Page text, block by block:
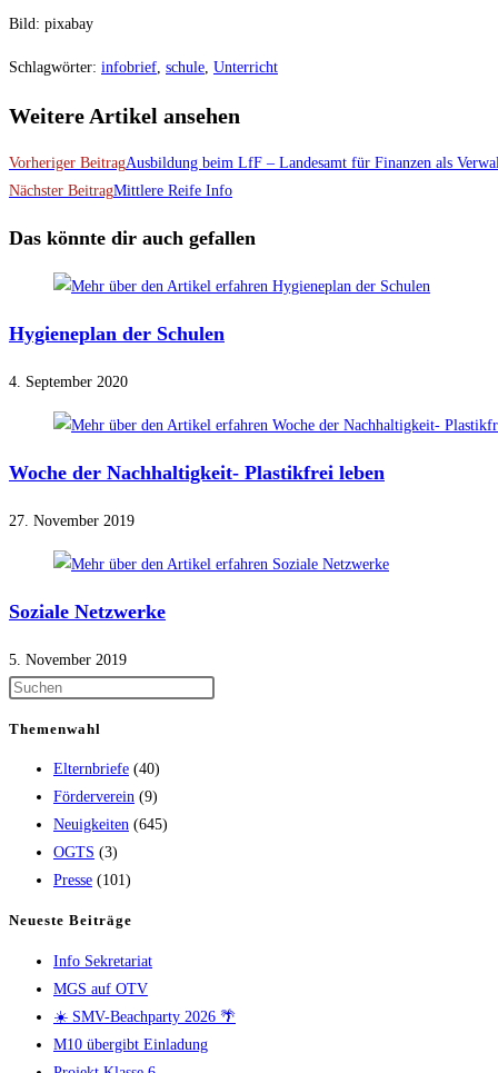
Bild: pixabay
Schlagwörter: infobrief, schule, Unterricht
Weitere Artikel ansehen
Vorheriger BeitragAusbildung beim LfF – Landesamt für Finanzen als
Nächster BeitragMittlere Reife Info
Das könnte dir auch gefallen
Hygieneplan der Schulen
4. September 2020
Woche der Nachhaltigkeit- Plastikfrei leben
27. November 2019
Soziale Netzwerke
5. November 2019
Themenwahl
Elternbriefe (40)
Förderverein (9)
Neuigkeiten (645)
OGTS (3)
Presse (101)
Neueste Beiträge
Info Sekretariat
MGS auf OTV
☀️ SMV-Beachparty 2026 🌴
M10 übergibt Einladung